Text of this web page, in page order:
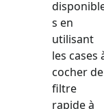
s en
utilisant
les cases
cocher de
filtre
rapide à